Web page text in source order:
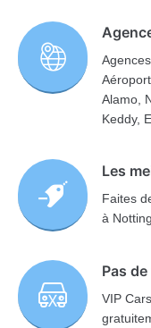
Alamo,
Keddy,
Les
Faites
à
Pas
VIP